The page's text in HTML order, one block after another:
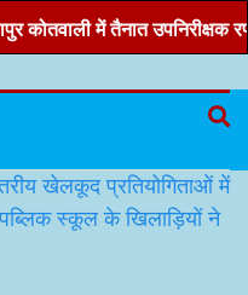
कोतवाली में तैनात उपनिरीक्षक
Newsnews